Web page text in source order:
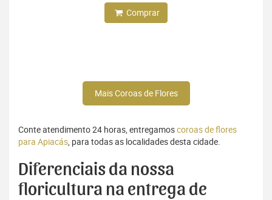
Comprar
Mais Coroas de Flores
Conte atendimento 24 horas, entregamoscoroas de flores
para Apiacás, para todas as localidades desta cidade.
Diferenciais da nossa
floricultura na entrega de